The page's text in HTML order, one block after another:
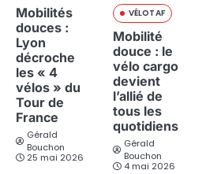
Mobilités
douces :
Lyon
décroche
les « 4
vélos » du
Tour de
France
Gérald
Bouchon
25 mai 2026
VÉLOTAF
Mobilité
douce : le
vélo cargo
devient
l’allié de
tous les
quotidiens
Gérald
Bouchon
4 mai 2026